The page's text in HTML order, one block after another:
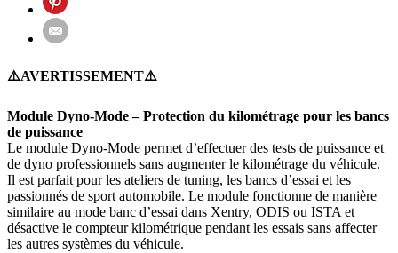
⚠️AVERTISSEMENT⚠️
Module Dyno-Mode – Protection du kilométrage pour les bancs
de puissance
Le module Dyno-Mode permet d’effectuer des tests de puissance et
de dyno professionnels sans augmenter le kilométrage du véhicule.
Il est parfait pour les ateliers de tuning, les bancs d’essai et les
passionnés de sport automobile. Le module fonctionne de manière
similaire au mode banc d’essai dans Xentry, ODIS ou ISTA et
désactive le compteur kilométrique pendant les essais sans affecter
les autres systèmes du véhicule.